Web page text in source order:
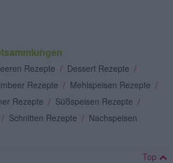
Rezepte / Dessert Rezepte /
Rezepte / Mehlspeisen Rezepte /
Rezepte / Süßspeisen Rezepte /
/ Schnitten Rezepte / Nachspeisen
Top